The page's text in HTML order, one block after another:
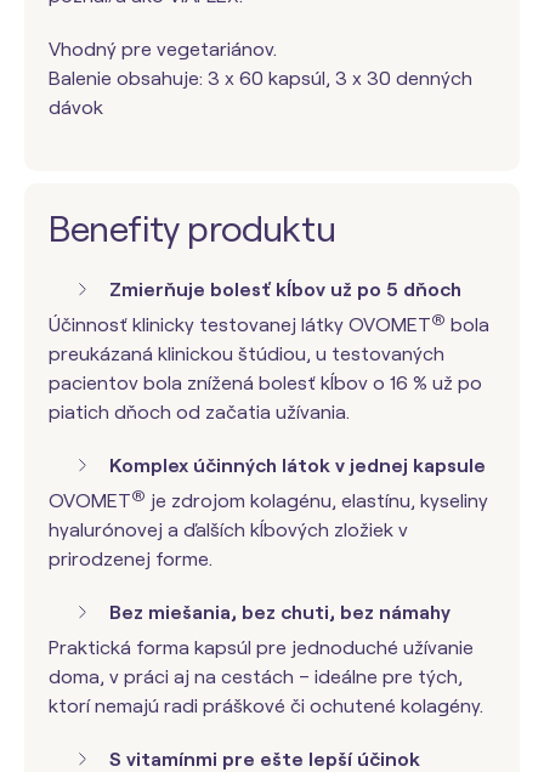
Vhodný pre vegetariánov.
Balenie obsahuje: 3 x 60 kapsúl, 3 x 30 denných
dávok
Benefity produktu
Zmierňuje bolesť kĺbov už po 5 dňoch
Účinnosť klinicky testovanej látky OVOMET® bola
preukázaná klinickou štúdiou, u testovaných
pacientov bola znížená bolesť kĺbov o 16 % už po
piatich dňoch od začatia užívania.
Komplex účinných látok v jednej kapsule
OVOMET® je zdrojom kolagénu, elastínu, kyseliny
hyalurónovej a ďalších kĺbových zložiek v
prirodzenej forme.
Bez miešania, bez chuti, bez námahy
Praktická forma kapsúl pre jednoduché užívanie
doma, v práci aj na cestách – ideálne pre tých,
ktorí nemajú radi práškové či ochutené kolagény.
S vitamínmi pre ešte lepší účinok